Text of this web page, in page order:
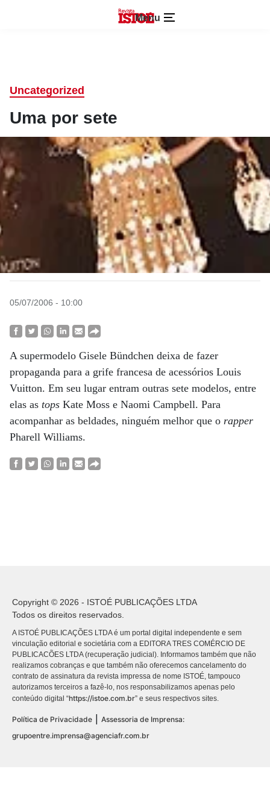
Menu
Uncategorized
Uma por sete
05/07/2006 - 10:00
A supermodelo Gisele Bündchen deixa de fazer
propaganda para a grife francesa de acessórios Louis
Vuitton. Em seu lugar entram outras sete modelos, entre
elas as tops Kate Moss e Naomi Campbell. Para
acompanhar as beldades, ninguém melhor que o rapper
Pharell Williams.
Copyright © 2026 - ISTOÉ PUBLICAÇÕES LTDA
Todos os direitos reservados.
A ISTOÉ PUBLICAÇÕES LTDA é um portal digital independente e sem
vinculação editorial e societária com a EDITORA TRES COMÉRCIO DE
PUBLICACÕES LTDA (recuperação judicial). Informamos também que não
realizamos cobranças e que também não oferecemos cancelamento do
contrato de assinatura da revista impressa de nome ISTOÉ, tampouco
autorizamos terceiros a fazê-lo, nos responsabilizamos apenas pelo
conteúdo digital “https://istoe.com.br” e seus respectivos sites.
Política de Privacidade
Assessoria de Imprensa:
grupoentre.imprensa@agenciafr.com.br